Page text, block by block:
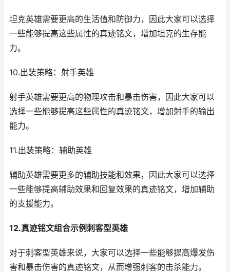
坦克英雄需要更高的生活值和防御力，因此大家可以选择
一些能够提高这些属性的真迹铭文，增加坦克的生存能
力。
10.出装策略：射手英雄
射手英雄需要更高的物理攻击和暴击伤害，因此大家可以
选择一些能够提高这些属性的真迹铭文，增加射手的输出
能力。
11.出装策略：辅助英雄
辅助英雄需要更多的辅助技能和效果，因此大家可以选择
一些能够提高辅助效果和回复效果的真迹铭文，增加辅助
的支援能力。
12.真迹铭文组合示例刺客型英雄
对于刺客型英雄来说，大家可以选择一些能够提高爆发伤
害和暴击伤害的真迹铭文，从而增强刺客的击杀能力。